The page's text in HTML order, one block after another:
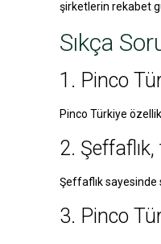
şirketlerin rekabet
Sıkça
1. Pinco
Pinco Türkiye
2.
Şeffaflık sayesinde
3. Pinco